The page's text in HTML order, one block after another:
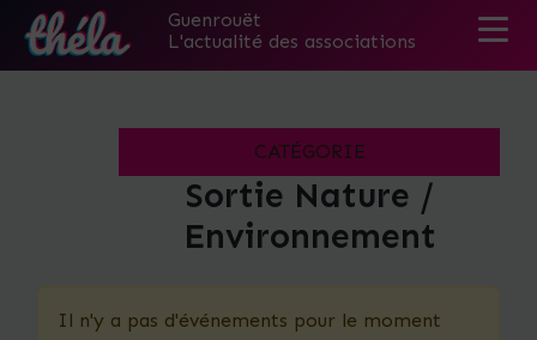
Guenrouët
L'actualité des associations
CATÉGORIE
Sortie Nature /
Environnement
Il n'y a pas d'événements pour le moment